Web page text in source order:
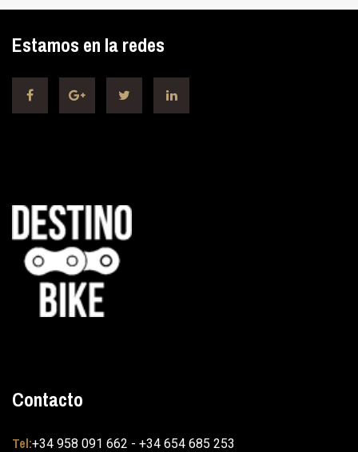
Estamos en la redes
Contacto
Tel:+34 958 091 662 - +34 654 685 253